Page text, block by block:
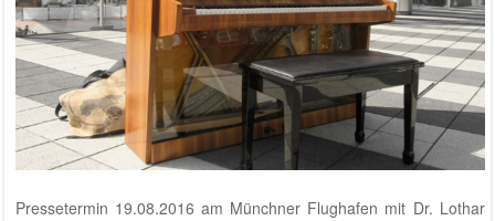
Pressetermin 19.08.2016 am Münchner Flughafen mit Dr. Lothar